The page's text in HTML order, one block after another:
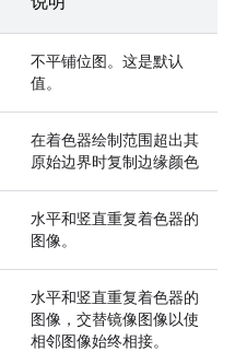
不平铺位图。这是默认
值。
在着色器绘制范围超出其
原始边界时复制边缘颜色
水平和竖直重复着色器的
图像。
水平和竖直重复着色器的
图像，交替镜像图像以使
相邻图像始终相接。